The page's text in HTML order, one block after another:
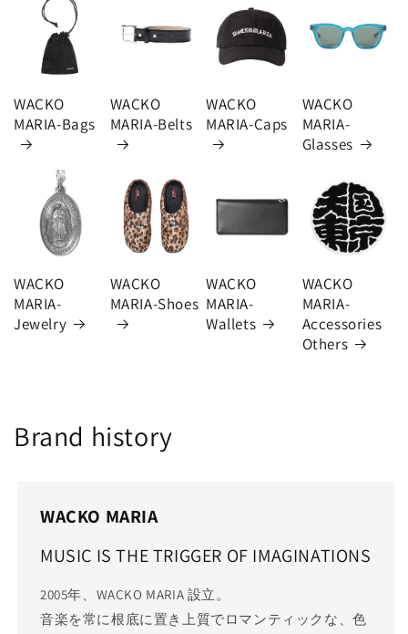
WACKO
MARIA-Bags
WACKO
MARIA-Belts
WACKO
MARIA-Caps
WACKO
MARIA-
Glasses
WACKO
MARIA-
Jewelry
WACKO
MARIA-Shoes
WACKO
MARIA-
Wallets
WACKO
MARIA-
Accessories
Others
Brand history
WACKO MARIA
MUSIC IS THE TRIGGER OF IMAGINATIONS
2005年、WACKO MARIA 設立。
音楽を常に根底に置き上質でロマンティックな、色